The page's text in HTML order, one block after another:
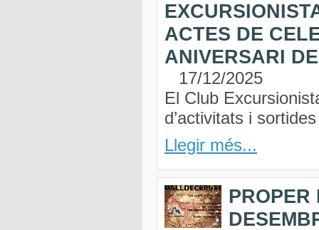
ACTES DE
ANIVERSARI
17/12/2025
El Club
d’activitats i
Llegir més...
PROPER